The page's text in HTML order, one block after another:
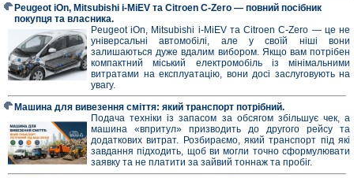
Peugeot iOn, Mitsubishi i-MiEV та Citroen C-Zero — повний посібник
покупця та власника.
Peugeot iOn, Mitsubishi i-MiEV та Citroen C-Zero — це не
універсальні автомобілі, але у своїй ніші вони
залишаються дуже вдалим вибором. Якщо вам потрібен
компактний міський електромобіль із мінімальними
витратами на експлуатацію, вони досі заслуговують на
увагу.
Машина для вивезення сміття: який транспорт потрібний.
Подача техніки із запасом за обсягом збільшує чек, а
машина «впритул» призводить до другого рейсу та
додаткових витрат. Розбираємо, який транспорт під які
завдання підходить, щоб ви могли точно сформулювати
заявку та не платити за зайвий тоннаж та пробіг.